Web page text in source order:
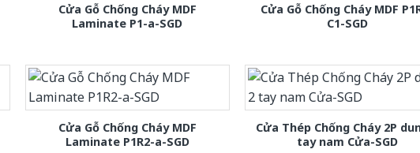
Cửa Gỗ Chống Cháy MDF
Laminate P1-a-SGD
Cửa Gỗ Chống Cháy MDF
C1-SGD
Cửa Gỗ Chống Cháy MDF
Laminate P1R2-a-SGD
Cửa Thép Chống Cháy 2P
tay nam Cửa-SGD